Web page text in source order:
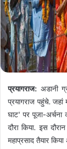
प्रयागराज: अडानी
प्रयागराज पहुंचे.
घाट' पर पूजा-अर्चना
दौरा किया. इस
महाप्रसाद तैयार